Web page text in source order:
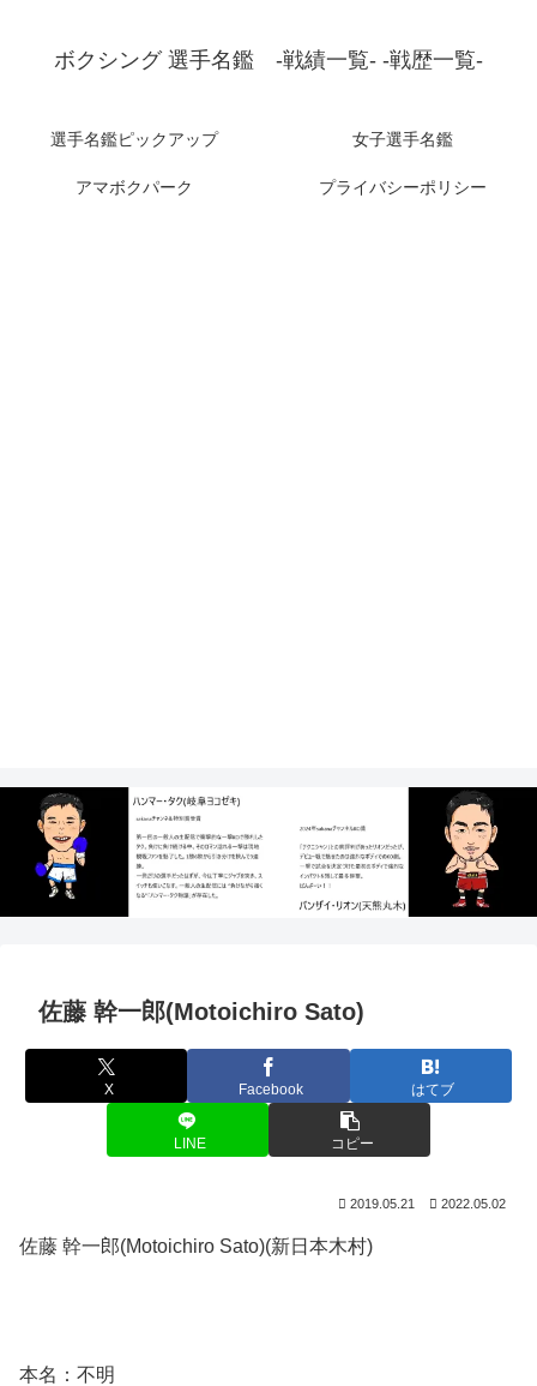
ボクシング 選手名鑑 -戦績一覧- -戦歴一覧-
選手名鑑ピックアップ 女子選手名鑑
アマボクパーク プライバシーポリシー
佐藤 幹一郎(Motoichiro Sato)
X Facebook はてブ
LINE コピー
2019.05.21 2022.05.02
佐藤 幹一郎(Motoichiro Sato)(新日本木村)
本名：不明